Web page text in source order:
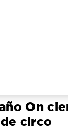
On
circo